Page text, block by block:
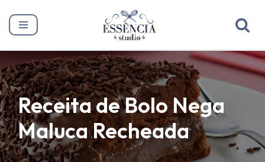
Pular
conteúdo
Receita de Bolo Nega
Maluca Recheada